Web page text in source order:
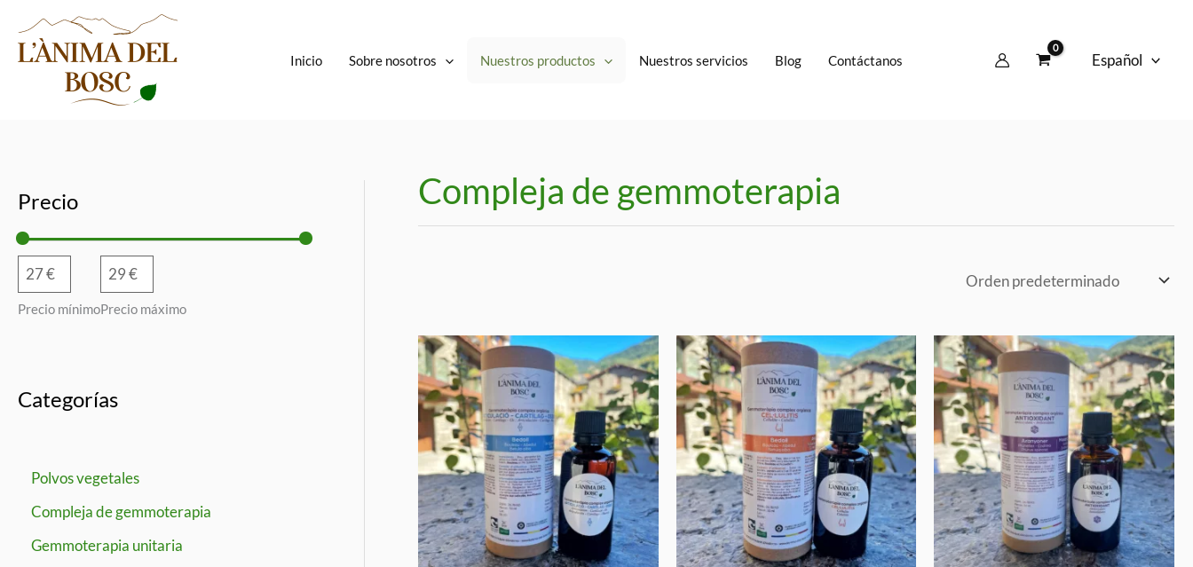
contenido
Inicio Sobre nosotros Nuestros productos Nuestros servicios Blog Contáctanos Español
Precio
Precio mínimoPrecio máximo
Categorías
Polvos vegetales
Compleja de gemmoterapia
Gemmoterapia unitaria
Compleja de gemmoterapia